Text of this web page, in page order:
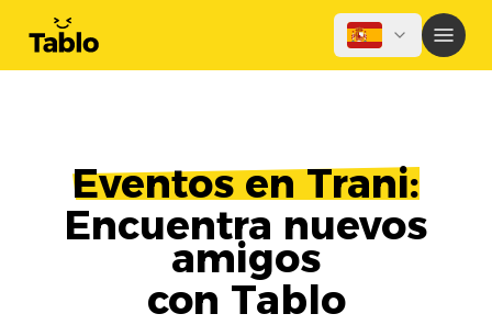
Eventos en Trani:
Encuentra nuevos
amigos
con Tablo